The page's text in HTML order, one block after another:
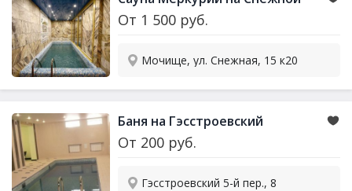
От 1 500 руб.
Мочище, ул. Снежная, 15 к20
Баня на Гэсстроевский
От 200 руб.
Гэсстроевский 5-й пер., 8